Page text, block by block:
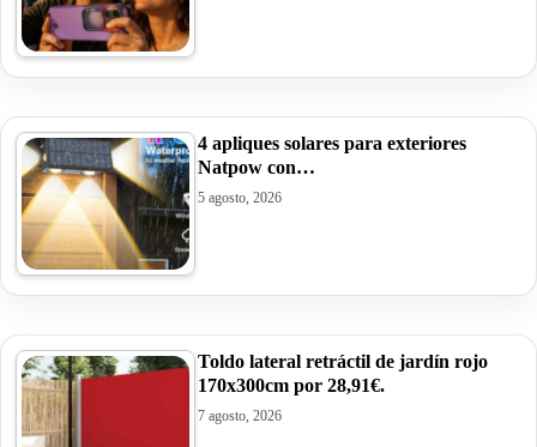
4 apliques solares para exteriores
Natpow con…
5 agosto, 2026
Toldo lateral retráctil de jardín rojo
170x300cm por 28,91€.
7 agosto, 2026